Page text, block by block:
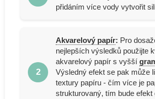
přidáním více vody vytvořit
2
Akvarelový papír: Pro
nejlepších výsledků použijte
akvarelový papír s vyšší
Výsledný efekt se pak může
textury papíru - čím více je
strukturovaný, tím bude efekt